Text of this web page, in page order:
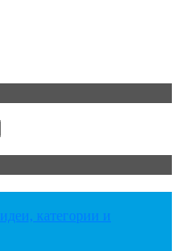
категории и